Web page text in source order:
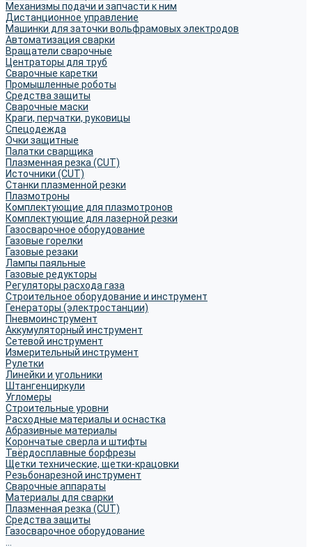
Механизмы подачи и запчасти к ним
Дистанционное управление
Машинки для заточки вольфрамовых электродов
Автоматизация сварки
Вращатели сварочные
Центраторы для труб
Сварочные каретки
Промышленные роботы
Средства защиты
Сварочные маски
Краги, перчатки, руковицы
Спецодежда
Очки защитные
Палатки сварщика
Плазменная резка (CUT)
Источники (CUT)
Станки плазменной резки
Плазмотроны
Комплектующие для плазмотронов
Комплектующие для лазерной резки
Газосварочное оборудование
Газовые горелки
Газовые резаки
Лампы паяльные
Газовые редукторы
Регуляторы расхода газа
Строительное оборудование и инструмент
Генераторы (электростанции)
Пневмоинструмент
Аккумуляторный инструмент
Сетевой инструмент
Измерительный инструмент
Рулетки
Линейки и угольники
Штангенциркули
Угломеры
Строительные уровни
Расходные материалы и оснастка
Абразивные материалы
Корончатые сверла и штифты
Твёрдосплавные борфрезы
Щетки технические, щетки-крацовки
Резьбонарезной инструмент
Сварочные аппараты
Материалы для сварки
Плазменная резка (CUT)
Средства защиты
Газосварочное оборудование